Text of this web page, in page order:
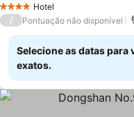
4 EstrelasHotel
/ Pontuação não disponível
Selecione as datas para
exatos.